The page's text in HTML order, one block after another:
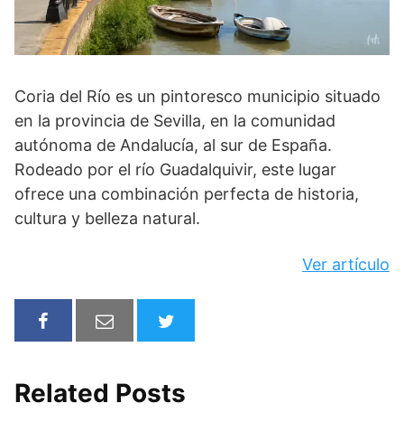
Coria del Río es un pintoresco municipio situado
en la provincia de Sevilla, en la comunidad
autónoma de Andalucía, al sur de España.
Rodeado por el río Guadalquivir, este lugar
ofrece una combinación perfecta de historia,
cultura y belleza natural.
Ver artículo
Related Posts